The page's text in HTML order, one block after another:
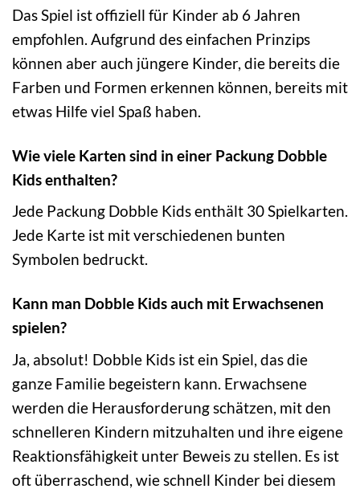
Das Spiel ist offiziell für Kinder ab 6 Jahren
empfohlen. Aufgrund des einfachen Prinzips
können aber auch jüngere Kinder, die bereits die
Farben und Formen erkennen können, bereits mit
etwas Hilfe viel Spaß haben.
Wie viele Karten sind in einer Packung Dobble
Kids enthalten?
Jede Packung Dobble Kids enthält 30 Spielkarten.
Jede Karte ist mit verschiedenen bunten
Symbolen bedruckt.
Kann man Dobble Kids auch mit Erwachsenen
spielen?
Ja, absolut! Dobble Kids ist ein Spiel, das die
ganze Familie begeistern kann. Erwachsene
werden die Herausforderung schätzen, mit den
schnelleren Kindern mitzuhalten und ihre eigene
Reaktionsfähigkeit unter Beweis zu stellen. Es ist
oft überraschend, wie schnell Kinder bei diesem